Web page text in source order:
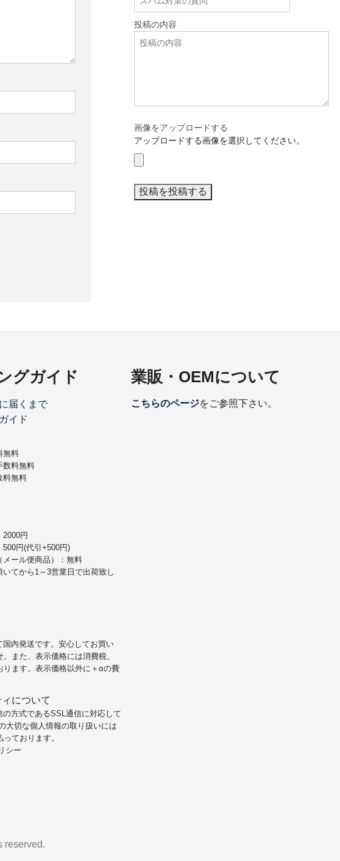
投稿の内容
画像をアップロードする
アップロードする画像を選択してください。
グガイド
届くまで
イド
無料
数料無料
料無料
2000円
500円(代引+500円)
メール便商品）：無料
てから1～3営業日で出荷致し
国内発送です。安心してお買い
。また、表示価格には消費税、
ります。表示価格以外に＋αの費
について
の方式であるSSL通信に対応して
大切な個人情報の取り扱いには
ております。
シー
業販・OEMについて
こちらのページをご参照下さい。
reserved.